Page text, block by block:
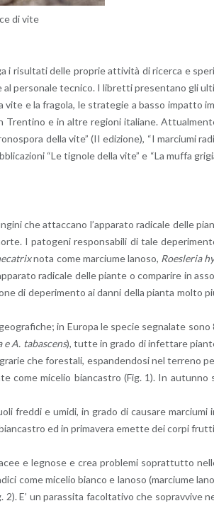
di vite
i ri­sul­ta­ti delle pro­prie at­ti­vi­tà di ri­cer­ca e
al per­so­na­le tec­ni­co. I li­bret­ti pre­sen­ta­no gli
vite e la fra­go­la, le stra­te­gie a basso im­pat­to
Tren­ti­no e in altre re­gio­ni ita­lia­ne.
della vite” (II edi­zio­ne), “I mar­ciu­mi
“Le ti­gno­le della vite” e “La muffa
che at­tac­ca­no l’ap­pa­ra­to ra­di­ca­le delle
I pa­to­ge­ni re­spon­sa­bi­li di tale
nota come mar­ciu­me la­no­so, Roe­sle­ria
ra­di­ca­le delle pian­te o com­pa­ri­re in
di de­pe­ri­men­to ai danni della pian­ta molto
in Eu­ro­pa le spe­cie se­gna­la­te sono
A. ta­ba­scens), tutte in grado di in­fet­ta­re
che fo­re­sta­li, espan­den­do­si nel ter­re­no
come mi­ce­lio bian­ca­stro (Fig. 1). In au­tun­no
fred­di e umidi, in grado di cau­sa­re mar­ciu­mi
ed in pri­ma­ve­ra emet­te dei corpi
e le­gno­se e crea pro­ble­mi so­prat­tut­to
come mi­ce­lio bian­co e la­no­so (mar­ciu­me
E’ un pa­ras­si­ta fa­col­ta­ti­vo che so­prav­vi­ve